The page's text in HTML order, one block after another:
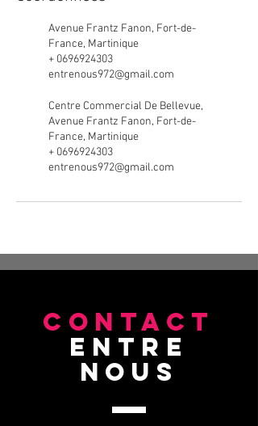
Avenue Frantz Fanon, Fort-de-
France, Martinique
+ 0696924303
entrenous972@gmail.com
Centre Commercial De Bellevue,
Avenue Frantz Fanon, Fort-de-
France, Martinique
+ 0696924303
entrenous972@gmail.com
CONTACT
entre
nous